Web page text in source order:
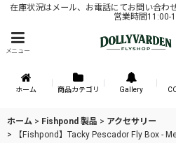
在庫状況はメール、お電話にてお問い合わ
営業時間11:00-
メニュー
ホーム 商品カテゴリ Gallery
ホーム > Fishpond 製品 > アクセサリー
>
【Fishpond】Tacky Pescador Fly Box -